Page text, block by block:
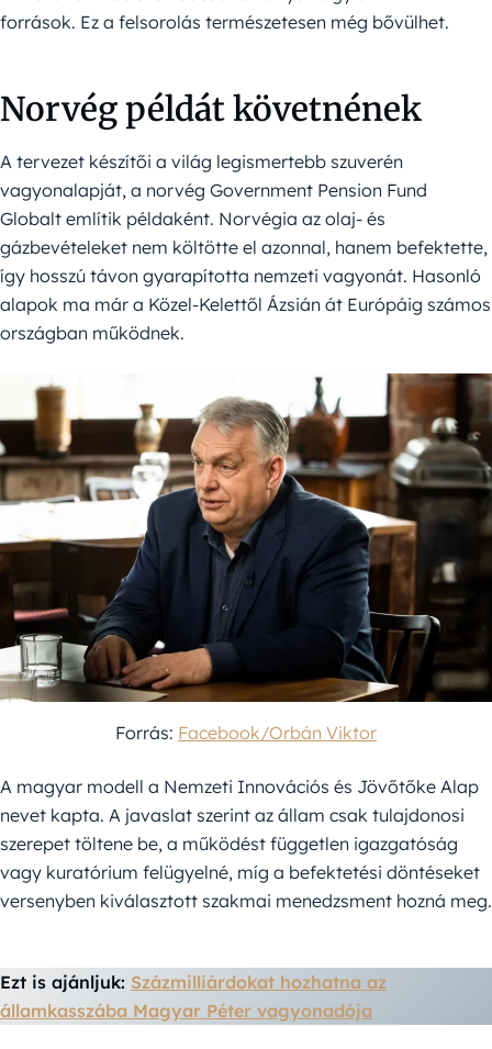
források. Ez a felsorolás természetesen még bővülhet.
Norvég példát követnének
A tervezet készítői a világ legismertebb szuverén
vagyonalapját, a norvég Government Pension Fund
Globalt említik példaként. Norvégia az olaj- és
gázbevételeket nem költötte el azonnal, hanem befektette,
így hosszú távon gyarapította nemzeti vagyonát. Hasonló
alapok ma már a Közel-Kelettől Ázsián át Európáig számos
országban működnek.
Forrás: Facebook/Orbán Viktor
A magyar modell a Nemzeti Innovációs és Jövőtőke Alap
nevet kapta. A javaslat szerint az állam csak tulajdonosi
szerepet töltene be, a működést független igazgatóság
vagy kuratórium felügyelné, míg a befektetési döntéseket
versenyben kiválasztott szakmai menedzsment hozná meg.
Ezt is ajánljuk: Százmilliárdokat hozhatna az
államkasszába Magyar Péter vagyonadója